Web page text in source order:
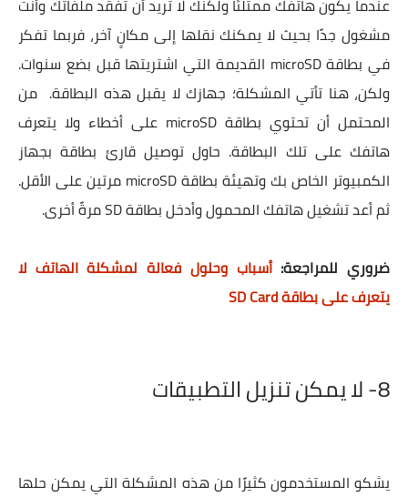
عندما يكون هاتفك ممتلئًا ولكنك لا تريد أن تفقد ملفاتك وأنت
مشغول جدًا بحيث لا يمكنك نقلها إلى مكانٍ آخر، فربما تفكر
في بطاقة microSD القديمة التي اشتريتها قبل بضع سنوات.
ولكن، هنا تأتي المشكلة؛ جهازك لا يقبل هذه البطاقة. من
المحتمل أن تحتوي بطاقة microSD على أخطاء ولا يتعرف
هاتفك على تلك البطاقة. حاول توصيل قارئ بطاقة بجهاز
الكمبيوتر الخاص بك وتهيئة بطاقة microSD مرتين على الأقل.
ثم أعد تشغيل هاتفك المحمول وأدخل بطاقة SD مرةً أخرى.
ضروري للمراجعة: أسباب وحلول فعالة لمشكلة الهاتف لا
يتعرف على بطاقة SD Card
8- لا يمكن تنزيل التطبيقات
يشكو المستخدمون كثيرًا من هذه المشكلة التي يمكن حلها